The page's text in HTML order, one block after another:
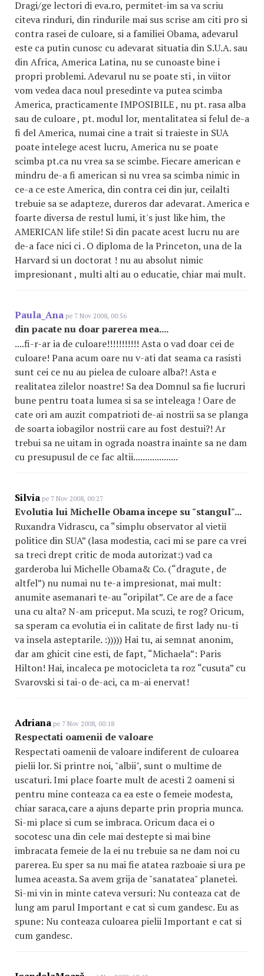
Dragi/ge lectori di eva.ro, permitet-im sa va scriu
citeva rinduri, din rindurile mai sus scrise am citi pro si
contra rasei de culoare, si a familiei Obama, adevarul
este ca putin cunosc cu adevarat situatia din S.U.A. sau
din Africa, America Latina, nu se cunoaste bine i
propri problemi. Adevarul nu se poate sti , in viitor
vom vedea daca noul presedinte va putea scimba
America, practicamente IMPOSIBILE , nu pt. rasa alba
sau de culoare , pt. modul lor, mentalitatea si felul de-a
fi del America, numai cine a trait si traieste in SUA
poate intelege acest lucru, America nu se poate
scimba pt.ca nu vrea sa se scimbe. Fiecare american e
mindru de-a fi american si nu vrea sa scimba nimic in
ce-a ce este America, din contra cei din jur, ceilalti
trebuie sa se adapteze, dureros dar adevarat. America e
foarte diversa de restul lumi, it's just like him, the
AMERICAN life stile! Si din pacate acest lucru nu are
de-a face nici ci . O diploma de la Princeton, una de la
Harvard si un doctorat ! nu au absolut nimic
impresionant , multi alti au o educatie, chiar mai mult.
Paula_Ana pe 7 Nov 2008, 00:56
din pacate nu doar parerea mea....
....fi-r-ar ia de culoare!!!!!!!!!!! Asta o vad doar cei de
culoare! Pana acum oare nu v-ati dat seama ca rasisti
sunt cei ce nu au pielea de culoare alba?! Asta e
realitatea zilelor noastre! Sa dea Domnul sa fie lucruri
bune pentru toata lumea si sa se inteleaga ! Oare de
cate ori am auzit compatrioti de-ai nostrii sa se planga
de soarta iobagilor nostrii care au fost destui?! Ar
trebui sa ne uitam in ograda noastra inainte sa ne dam
cu presupusul de ce fac altii...................
Silvia pe 7 Nov 2008, 00:27
Evolutia lui Michelle Obama incepe su "stangul"...
Ruxandra Vidrascu, ca “simplu observator al vietii
politice din SUA” (lasa modestia, caci mi se pare ca vrei
sa treci drept critic de moda autorizat:) vad ca
garderoba lui Michelle Obama& Co. (“dragute , de
altfel”) nu numai nu te-a impresionat, mai mult:
anumite asemanari te-au “oripilat”. Ce are de a face
una cu alta? N-am priceput. Ma scuzi, te rog? Oricum,
sa speram ca evolutia ei in calitate de first lady nu-ti
va insela asteptarile. :))))) Hai tu, ai semnat anonim,
dar am ghicit cine esti, de fapt, “Michaela”: Paris
Hilton! Hai, incaleca pe motocicleta ta roz “cusuta” cu
Svarovski si tai-o de-aci, ca m-ai enervat!
Adriana pe 7 Nov 2008, 00:18
Respectati oamenii de valoare
Respectati oamenii de valoare indiferent de culoarea
pielii lor. Si printre noi, "albii", sunt o multime de
uscaturi. Imi place foarte mult de acesti 2 oameni si
pentru mine conteaza ca ea este o femeie modesta,
chiar saraca,care a ajuns departe prin propria munca.
Si-mi place si cum se imbraca. Oricum daca ei o
socotesc una din cele mai destepte si mai bine
imbracata femeie de la ei nu trebuie sa ne dam noi cu
parerea. Eu sper sa nu mai fie atatea razboaie si ura pe
lumea aceasta. Sa avem grija de "sanatatea" planetei.
Si-mi vin in minte cateva versuri: Nu conteaza cat de
lung am parul Important e cat si cum gandesc. Eu as
spune: Nu conteaza culoarea pielii Important e cat si
cum gandesc.